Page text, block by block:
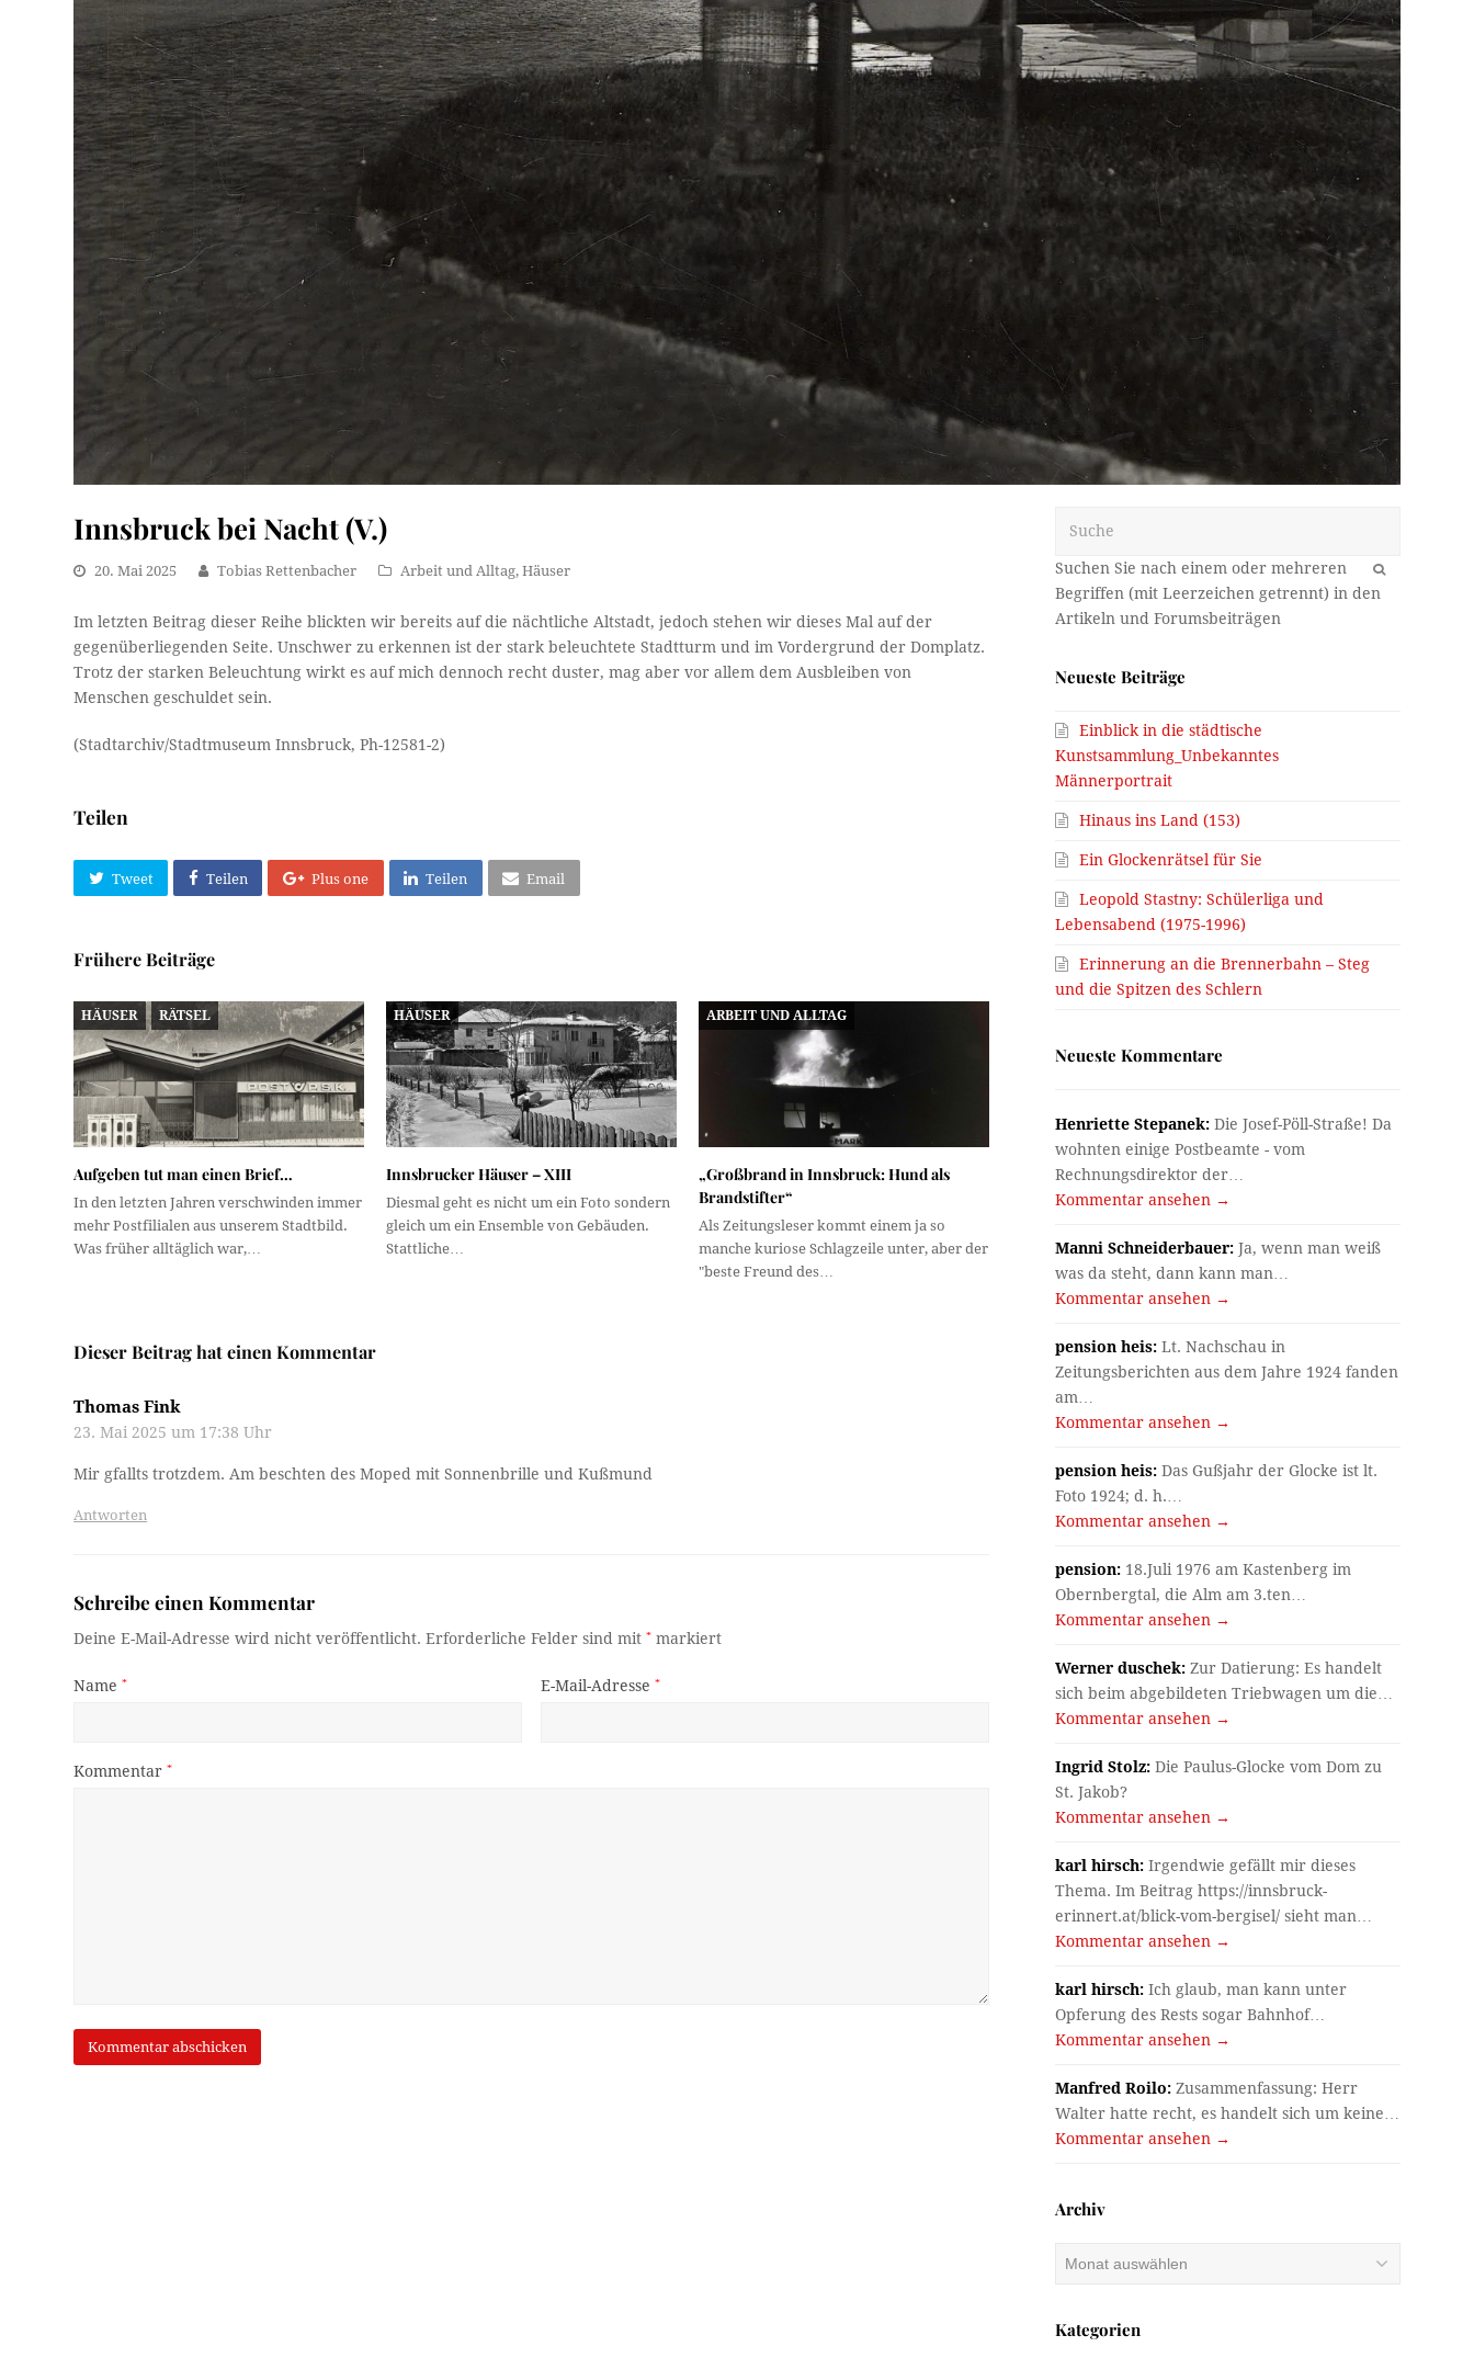
Innsbruck bei Nacht (V.)
20. Mai 2025 Tobias Rettenbacher Arbeit und Alltag,Häuser
Im letzten Beitrag dieser Reihe blickten wir bereits auf die nächtliche Altstadt, jedoch stehen wir dieses Mal auf der
gegenüberliegenden Seite. Unschwer zu erkennen ist der stark beleuchtete Stadtturm und im Vordergrund der Domplatz.
Trotz der starken Beleuchtung wirkt es auf mich dennoch recht duster, mag aber vor allem dem Ausbleiben von
Menschen geschuldet sein.
(Stadtarchiv/Stadtmuseum Innsbruck, Ph-12581-2)
Teilen
Tweet Teilen Plus one Teilen Email
Frühere Beiträge
HÄUSER RÄTSEL
Aufgeben tut man einen Brief…
In den letzten Jahren verschwinden immer
mehr Postfilialen aus unserem Stadtbild.
Was früher alltäglich war,…
HÄUSER
Innsbrucker Häuser – XIII
Diesmal geht es nicht um ein Foto sondern
gleich um ein Ensemble von Gebäuden.
Stattliche…
ARBEIT UND ALLTAG
„Großbrand in Innsbruck: Hund als
Brandstifter“
Als Zeitungsleser kommt einem ja so
manche kuriose Schlagzeile unter, aber der
"beste Freund des…
Dieser Beitrag hat einen Kommentar
Thomas Fink
23. Mai 2025 um 17:38 Uhr
Mir gfallts trotzdem. Am beschten des Moped mit Sonnenbrille und Kußmund
Antworten
Schreibe einen Kommentar
Deine E-Mail-Adresse wird nicht veröffentlicht. Erforderliche Felder sind mit* markiert
Name* E-Mail-Adresse *
Kommentar*
OK
Neueste Beiträge
Einblick in die städtische
Kunstsammlung_Unbekanntes
Männerportrait
Hinaus ins Land (153)
Ein Glockenrätsel für Sie
Leopold Stastny: Schülerliga und
Lebensabend (1975-1996)
Erinnerung an die Brennerbahn – Steg
und die Spitzen des Schlern
Neueste Kommentare
Henriette Stepanek: Die Josef-Pöll-Straße! Da
wohnten einige Postbeamte - vom
Rechnungsdirektor der…
Kommentar ansehen →
Manni Schneiderbauer: Ja, wenn man weiß
was da steht, dann kann man…
Kommentar ansehen →
pension heis: Lt. Nachschau in
Zeitungsberichten aus dem Jahre 1924 fanden
am…
Kommentar ansehen →
pension heis: Das Gußjahr der Glocke ist lt.
Foto 1924; d. h.…
Kommentar ansehen →
pension: 18.Juli 1976 am Kastenberg im
Obernbergtal, die Alm am 3.ten…
Kommentar ansehen →
Werner duschek: Zur Datierung: Es handelt
sich beim abgebildeten Triebwagen um die…
Kommentar ansehen →
Ingrid Stolz: Die Paulus-Glocke vom Dom zu
St. Jakob?
Kommentar ansehen →
karl hirsch: Irgendwie gefällt mir dieses
Thema. Im Beitrag https://innsbruck-
erinnert.at/blick-vom-bergisel/ sieht man…
Kommentar ansehen →
karl hirsch: Ich glaub, man kann unter
Opferung des Rests sogar Bahnhof…
Kommentar ansehen →
Manfred Roilo: Zusammenfassung: Herr
Walter hatte recht, es handelt sich um keine…
Kommentar ansehen →
Archiv
Kategorien